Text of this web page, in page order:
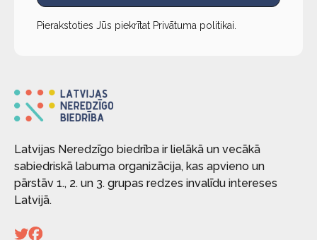
Pierakstoties Jūs piekrītat Privātuma politikai
Latvijas Neredzīgo biedrība ir lielākā un vecākā
sabiedriskā labuma organizācija, kas apvieno un
pārstāv 1., 2. un 3. grupas redzes invalīdu intereses
Latvijā.